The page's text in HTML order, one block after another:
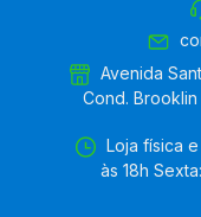
Avenida
Cond.
Loja física
às 18h